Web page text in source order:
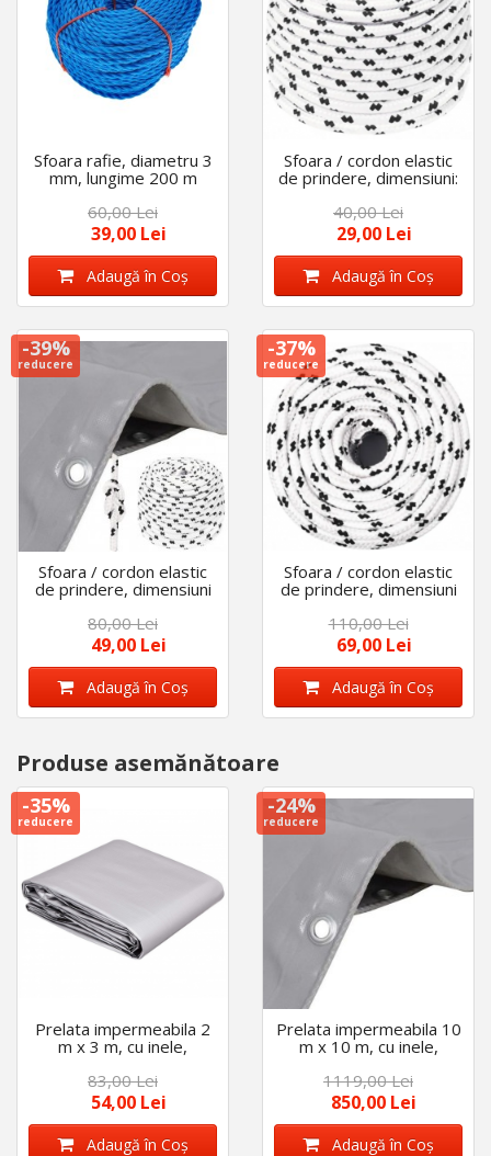
Sfoara rafie, diametru 3
mm, lungime 200 m
60,00 Lei
39,00 Lei
Adaugă în Coş
Sfoara / cordon elastic
de prindere, dimensiuni:
40,00 Lei
29,00 Lei
Adaugă în Coş
-39%
reducere
Sfoara / cordon elastic
de prindere, dimensiuni
80,00 Lei
49,00 Lei
Adaugă în Coş
-37%
reducere
Sfoara / cordon elastic
de prindere, dimensiuni
110,00 Lei
69,00 Lei
Adaugă în Coş
Produse asemănătoare
-35%
reducere
Prelata impermeabila 2
m x 3 m, cu inele,
calitate premium, Gri
83,00 Lei
54,00 Lei
Adaugă în Coş
-24%
reducere
Prelata impermeabila 10
m x 10 m, cu inele,
calitate premium, Gri
1119,00 Lei
850,00 Lei
Adaugă în Coş